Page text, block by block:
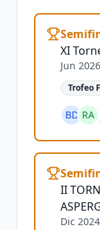
XI
Jun 2026
Trofeo
BD RA
II
Dic 2024